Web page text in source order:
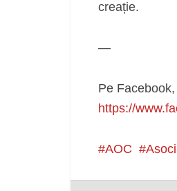
creație.
—
Pe
https://
AOC